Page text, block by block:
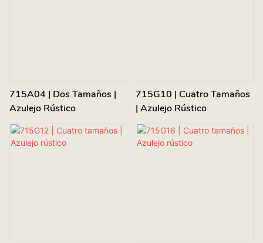
715A04 | Dos Tamaños |
Azulejo Rústico
715G10 | Cuatro Tamaños
| Azulejo Rústico